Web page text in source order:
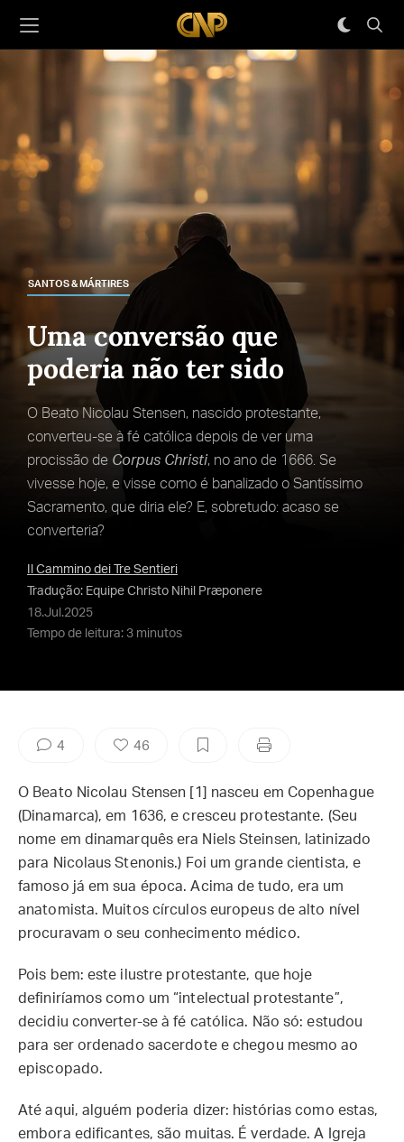
SANTOS & MÁRTIRES
Uma conversão que
poderia não ter sido
O Beato Nicolau Stensen, nascido protestante,
converteu-se à fé católica depois de ver uma
procissão de Corpus Christi, no ano de 1666. Se
vivesse hoje, e visse como é banalizado o Santíssimo
Sacramento, que diria ele? E, sobretudo: acaso se
converteria?
Il Cammino dei Tre Sentieri
Tradução: Equipe Christo Nihil Præponere
18.Jul.2025
Tempo de leitura: 3 minutos
4 46
O Beato Nicolau Stensen [1] nasceu em Copenhague
(Dinamarca), em 1636, e cresceu protestante. (Seu
nome em dinamarquês era Niels Steinsen, latinizado
para Nicolaus Stenonis.) Foi um grande cientista, e
famoso já em sua época. Acima de tudo, era um
anatomista. Muitos círculos europeus de alto nível
procuravam o seu conhecimento médico.
Pois bem: este ilustre protestante, que hoje
definiríamos como um “intelectual protestante”,
decidiu converter-se à fé católica. Não só: estudou
para ser ordenado sacerdote e chegou mesmo ao
episcopado.
Até aqui, alguém poderia dizer: histórias como estas,
embora edificantes, são muitas. É verdade. A Igreja